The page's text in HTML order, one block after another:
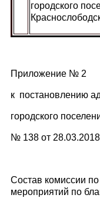
городского
Приложение № 2
к постановлению
городского
№ 138 от 28.03.2018
Состав комиссии
мероприятий по